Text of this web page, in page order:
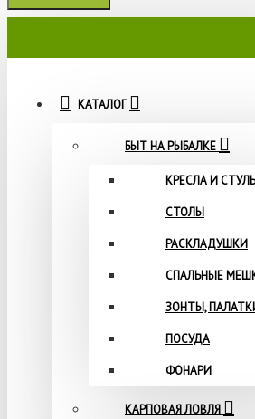
КАТАЛОГ
БЫТ НА РЫБАЛКЕ
КРЕСЛА И
СТОЛЫ
РАСКЛАДУШКИ
СПАЛЬНЫЕ
ЗОНТЫ,
ПОСУДА
ФОНАРИ
КАРПОВАЯ ЛОВЛЯ